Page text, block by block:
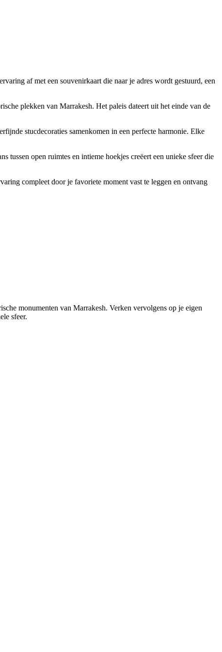
af met een souvenirkaart die naar je adres wordt gestuurd, een
plekken van Marrakesh. Het paleis dateert uit het einde van de
stucdecoraties samenkomen in een perfecte harmonie. Elke
tussen open ruimtes en intieme hoekjes creëert een unieke sfeer die
compleet door je favoriete moment vast te leggen en ontvang
monumenten van Marrakesh. Verken vervolgens op je eigen
sfeer.